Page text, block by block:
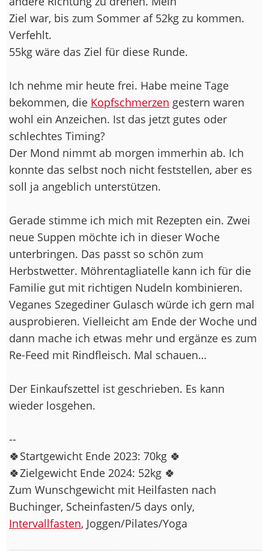
Ziel war, bis zum Sommer af 52kg zu kommen.
Verfehlt.
55kg wäre das Ziel für diese Runde.
Ich nehme mir heute frei. Habe meine Tage
bekommen, die Kopfschmerzen gestern waren
wohl ein Anzeichen. Ist das jetzt gutes oder
schlechtes Timing?
Der Mond nimmt ab morgen immerhin ab. Ich
konnte das selbst noch nicht feststellen, aber es
soll ja angeblich unterstützen.
Gerade stimme ich mich mit Rezepten ein. Zwei
neue Suppen möchte ich in dieser Woche
unterbringen. Das passt so schön zum
Herbstwetter. Möhrentagliatelle kann ich für die
Familie gut mit richtigen Nudeln kombinieren.
Veganes Szegediner Gulasch würde ich gern mal
ausprobieren. Vielleicht am Ende der Woche und
dann mache ich etwas mehr und ergänze es zum
Re-Feed mit Rindfleisch. Mal schauen…
Der Einkaufszettel ist geschrieben. Es kann
wieder losgehen.
--
🍀Startgewicht Ende 2023: 70kg 🍀
🍀Zielgewicht Ende 2024: 52kg 🍀
Zum Wunschgewicht mit Heilfasten nach
Buchinger, Scheinfasten/5 days only,
Intervallfasten, Joggen/Pilates/Yoga